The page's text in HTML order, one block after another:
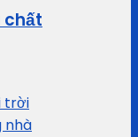
chất
trời
nhà